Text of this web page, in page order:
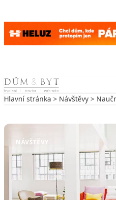
Skip to content
Hlavní stránka > Návštěvy >
NÁVŠTĚVY